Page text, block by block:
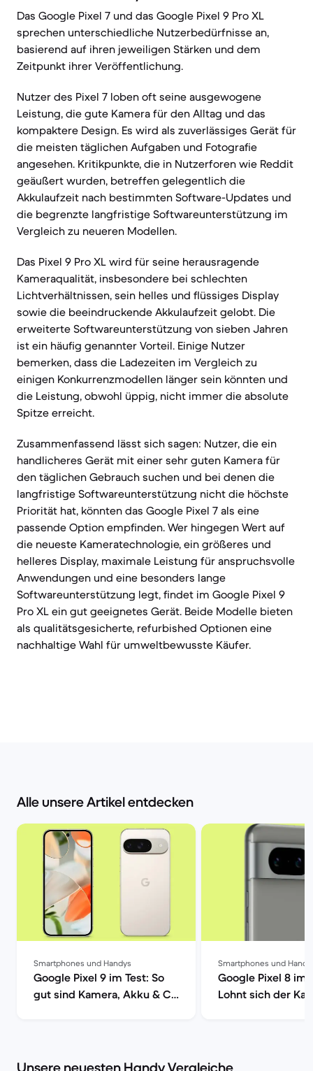
Das Google Pixel 7 und das Google Pixel 9 Pro XL
sprechen unterschiedliche Nutzerbedürfnisse an,
basierend auf ihren jeweiligen Stärken und dem
Zeitpunkt ihrer Veröffentlichung.
Nutzer des Pixel 7 loben oft seine ausgewogene
Leistung, die gute Kamera für den Alltag und das
kompaktere Design. Es wird als zuverlässiges Gerät für
die meisten täglichen Aufgaben und Fotografie
angesehen. Kritikpunkte, die in Nutzerforen wie Reddit
geäußert wurden, betreffen gelegentlich die
Akkulaufzeit nach bestimmten Software-Updates und
die begrenzte langfristige Softwareunterstützung im
Vergleich zu neueren Modellen.
Das Pixel 9 Pro XL wird für seine herausragende
Kameraqualität, insbesondere bei schlechten
Lichtverhältnissen, sein helles und flüssiges Display
sowie die beeindruckende Akkulaufzeit gelobt. Die
erweiterte Softwareunterstützung von sieben Jahren
ist ein häufig genannter Vorteil. Einige Nutzer
bemerken, dass die Ladezeiten im Vergleich zu
einigen Konkurrenzmodellen länger sein könnten und
die Leistung, obwohl üppig, nicht immer die absolute
Spitze erreicht.
Zusammenfassend lässt sich sagen: Nutzer, die ein
handlicheres Gerät mit einer sehr guten Kamera für
den täglichen Gebrauch suchen und bei denen die
langfristige Softwareunterstützung nicht die höchste
Priorität hat, könnten das Google Pixel 7 als eine
passende Option empfinden. Wer hingegen Wert auf
die neueste Kameratechnologie, ein größeres und
helleres Display, maximale Leistung für anspruchsvolle
Anwendungen und eine besonders lange
Softwareunterstützung legt, findet im Google Pixel 9
Pro XL ein gut geeignetes Gerät. Beide Modelle bieten
als qualitätsgesicherte, refurbished Optionen eine
nachhaltige Wahl für umweltbewusste Käufer.
Alle unsere Artikel entdecken
Smartphones und Handys
Google Pixel 9 im Test: So
gut sind Kamera, Akku & Co
Smartphones und
Google Pixel 8 im
Lohnt sich der